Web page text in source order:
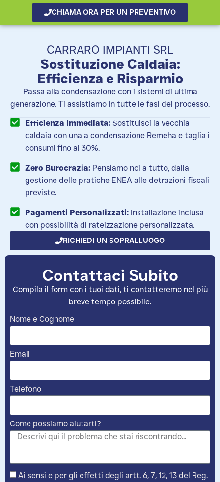
CHIAMA ORA PER UN PREVENTIVO
CARRARO IMPIANTI SRL
Sostituzione Caldaia:
Efficienza e Risparmio
Passa alla condensazione con i sistemi di ultima
generazione. Ti assistiamo in tutte le fasi del processo.
Efficienza Immediata: Sostituisci la vecchia
caldaia con una a condensazione Remeha e taglia i
consumi fino al 30%.
Zero Burocrazia: Pensiamo noi a tutto, dalla
gestione delle pratiche ENEA alle detrazioni fiscali
previste.
Pagamenti Personalizzati: Installazione inclusa
con possibilità di rateizzazione personalizzata.
RICHIEDI UN SOPRALLUOGO
Contattaci Subito
Compila il form con i tuoi dati, ti contatteremo nel più
breve tempo possibile.
Nome e Cognome
Email
Telefono
Come possiamo aiutarti?
Ai sensi e per gli effetti degli artt. 6, 7, 12, 13 del Reg.